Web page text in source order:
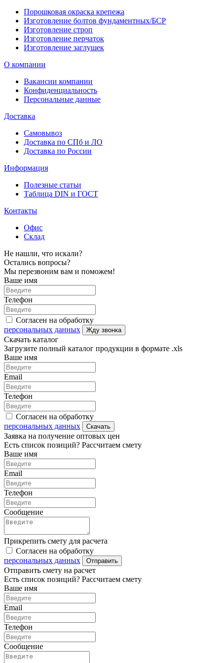
Порошковая окраска крепежа
Изготовление болтов фундаментных/БСР
Изготовление строп
Изготовление перчаток
Изготовление заглушек
О компании
Вакансии компании
Конфиденциальность
Персональные данные
Доставка
Самовывоз
Доставка по СПб и ЛО
Доставка по России
Информация
Полезные статьи
Таблица DIN и ГОСТ
Контакты
Офис
Склад
Не нашли, что искали?
Остались вопросы?
Мы перезвоним вам и поможем!
Ваше имя
Телефон
Согласен на обработку
персональных данных
Жду звонка
Скачать каталог
Загрузите полный каталог продукции в формате .xls
Ваше имя
Email
Телефон
Согласен на обработку
персональных данных
Скачать
Заявка на получение оптовых цен
Есть список позиций? Рассчитаем смету
Ваше имя
Email
Телефон
Сообщение
Прикрепить смету для расчета
Согласен на обработку
персональных данных
Отправить
Отправить смету на расчет
Есть список позиций? Рассчитаем смету
Ваше имя
Email
Телефон
Сообщение